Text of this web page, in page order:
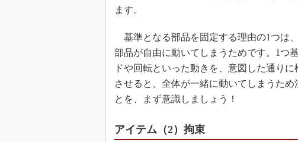
ます。
基準となる部品を固定する理由の1つは
部品が自由に動いてしまうためです。1つ
ドや回転といった動きを、意図した通り
させると、全体が一緒に動いてしまうため
とを、まず意識しましょう！
アイテム（2）拘束